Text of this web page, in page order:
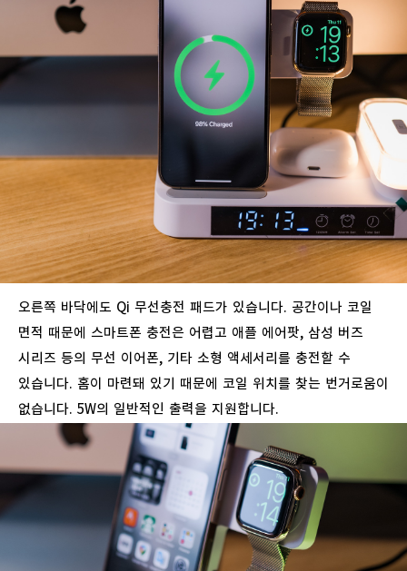
오른쪽 바닥에도 Qi 무선충전 패드가 있습니다. 공간이나 코일
면적 때문에 스마트폰 충전은 어렵고 애플 에어팟, 삼성 버즈
시리즈 등의 무선 이어폰, 기타 소형 액세서리를 충전할 수
있습니다. 홈이 마련돼 있기 때문에 코일 위치를 찾는 번거로움이
없습니다. 5W의 일반적인 출력을 지원합니다.